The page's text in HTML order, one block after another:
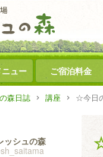
ュー ご宿泊料金
森日誌 講座 ☆今日
ッシュの森